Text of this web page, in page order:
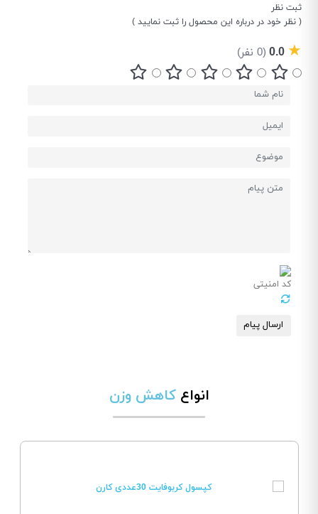
ثبت نظر
( نظر خود در درباره این محصول را ثبت نمایید )
★
0.0 (0 نفر)
ارسال پیام
انواعکاهش وزن